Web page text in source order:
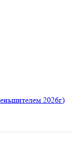
2026г)